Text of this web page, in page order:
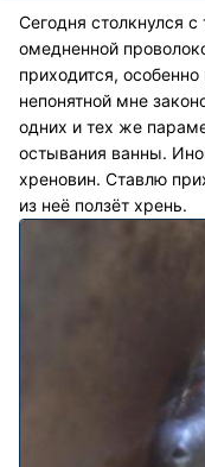
Сегодня столкнулся
омедненной
приходится,
непонятной мне
одних и тех же
остывания ванны.
хреновин. Ставлю
из неё ползёт хрень.